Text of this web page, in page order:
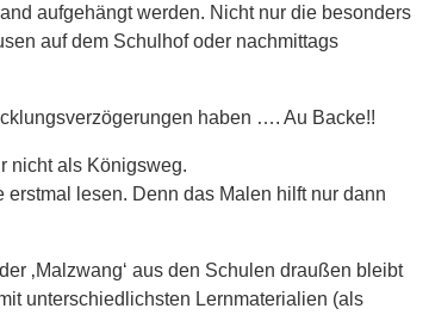
aufgehängt werden. Nicht nur die besonders
auf dem Schulhof oder nachmittags
haben …. Au Backe!!
nicht als Königsweg.
erstmal lesen. Denn das Malen hilft nur dann
‚Malzwang‘ aus den Schulen draußen bleibt
unterschiedlichsten Lernmaterialien (als